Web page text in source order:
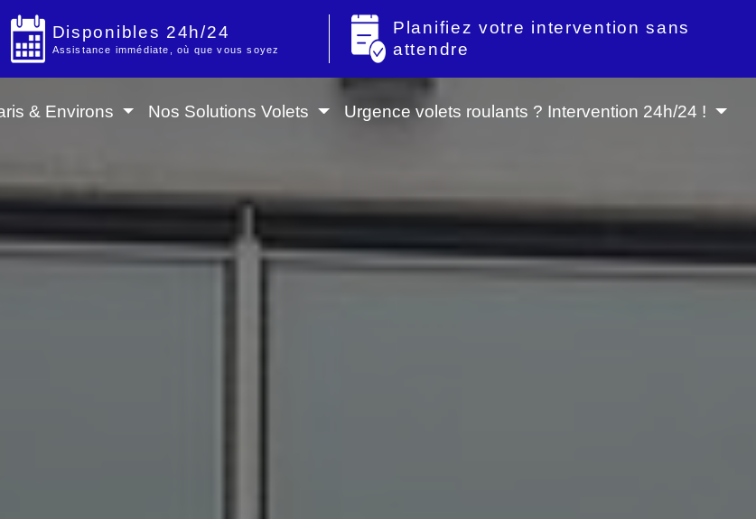
Disponibles 24h/24
Assistance immédiate, où que vous soyez
Planifiez votre intervention sans
attendre
& Environs Nos Solutions Volets Urgence volets roulants ? Intervention 24h/24 !